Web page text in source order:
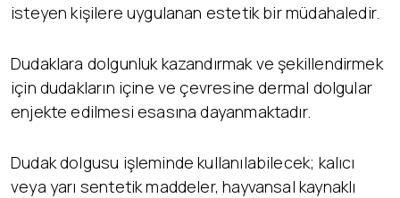
isteyen kişilere uygulanan estetik bir müdahaledir.
Dudaklara dolgunluk kazandırmak ve şekillendirmek
için dudakların içine ve çevresine dermal dolgular
enjekte edilmesi esasına dayanmaktadır.
Dudak dolgusu işleminde kullanılabilecek; kalıcı
veya yarı sentetik maddeler, hayvansal kaynaklı